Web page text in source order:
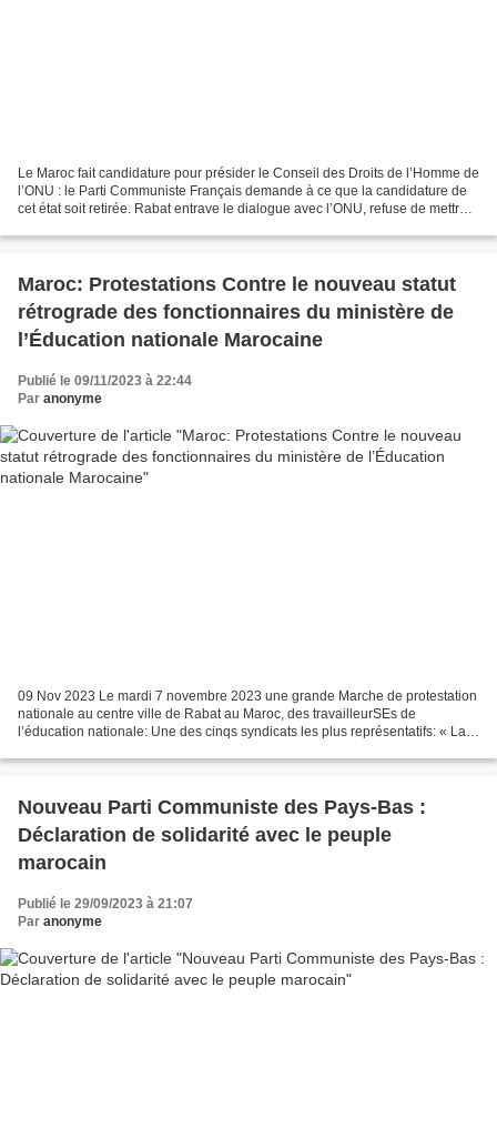
Le Maroc fait candidature pour présider le Conseil des Droits de l’Homme de
l’ONU : le Parti Communiste Français demande à ce que la candidature de
cet état soit retirée. Rabat entrave le dialogue avec l’ONU, refuse de mettre
Maroc: Protestations Contre le nouveau statut
rétrograde des fonctionnaires du ministère de
l’Éducation nationale Marocaine
Publié le 09/11/2023 à 22:44
Par anonyme
09 Nov 2023 Le mardi 7 novembre 2023 une grande Marche de protestation
nationale au centre ville de Rabat au Maroc, des travailleurSEs de
l’éducation nationale: Une des cinqs syndicats les plus représentatifs: « La
Nouveau Parti Communiste des Pays-Bas :
Déclaration de solidarité avec le peuple
marocain
Publié le 29/09/2023 à 21:07
Par anonyme